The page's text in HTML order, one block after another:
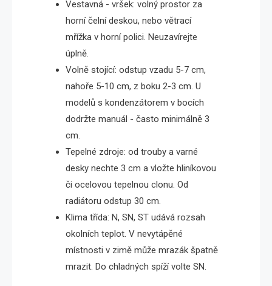
Vestavná - vršek: volný prostor za
horní čelní deskou, nebo větrací
mřížka v horní polici. Neuzavírejte
úplně.
Volně stojící: odstup vzadu 5-7 cm,
nahoře 5-10 cm, z boku 2-3 cm. U
modelů s kondenzátorem v bocích
dodržte manuál - často minimálně 3
cm.
Tepelné zdroje: od trouby a varné
desky nechte 3 cm a vložte hliníkovou
či ocelovou tepelnou clonu. Od
radiátoru odstup 30 cm.
Klima třída: N, SN, ST udává rozsah
okolních teplot. V nevytápěné
místnosti v zimě může mrazák špatně
mrazit. Do chladných spíží volte SN.